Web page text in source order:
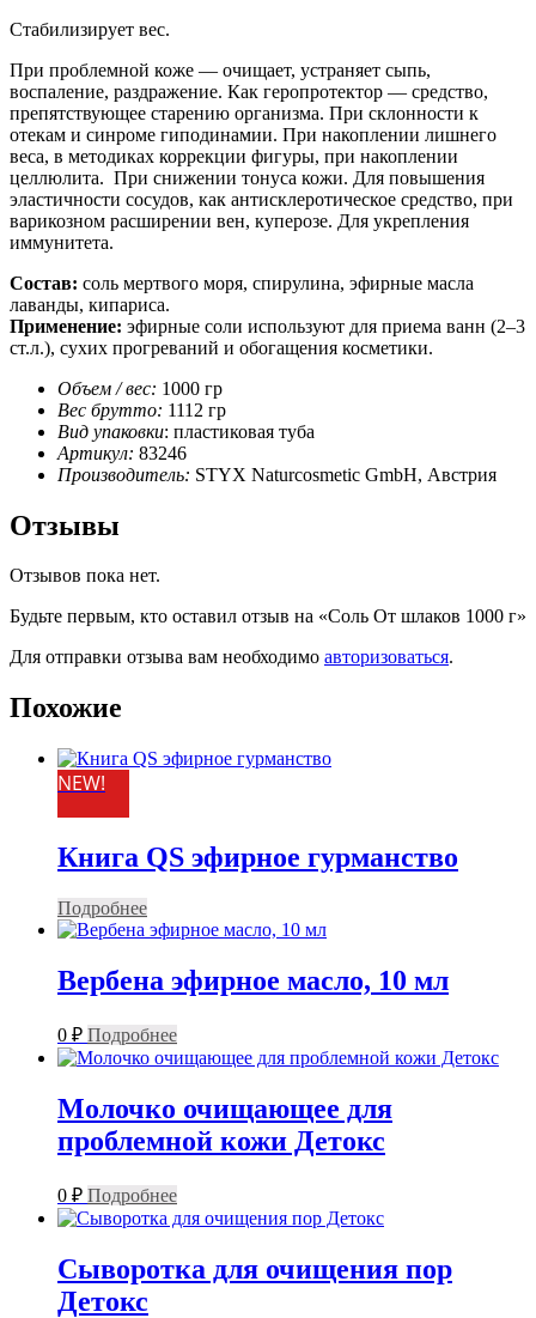
Стабилизирует вес.
При проблемной коже — очищает, устраняет сыпь,
воспаление, раздражение. Как геропротектор — средство,
препятствующее старению организма. При склонности к
отекам и синроме гиподинамии. При накоплении лишнего
веса, в методиках коррекции фигуры, при накоплении
целлюлита. При снижении тонуса кожи. Для повышения
эластичности сосудов, как антисклеротическое средство, при
варикозном расширении вен, куперозе. Для укрепления
иммунитета.
Состав: соль мертвого моря, спирулина, эфирные масла
лаванды, кипариса.
Применение: эфирные соли используют для приема ванн (2–3
ст.л.), сухих прогреваний и обогащения косметики.
Объем / вес: 1000 гр
Вес брутто: 1112 гр
Вид упаковки: пластиковая туба
Артикул: 83246
Производитель: STYX Naturcosmetic GmbH, Австрия
Отзывы
Отзывов пока нет.
Будьте первым, кто оставил отзыв на «Соль От шлаков 1000 г»
Для отправки отзыва вам необходимо авторизоваться.
Похожие
NEW!
Книга QS эфирное гурманство
Подробнее
Вербена эфирное масло, 10 мл
0 ₽ Подробнее
Молочко очищающее для
проблемной кожи Детокс
0 ₽ Подробнее
Сыворотка для очищения пор
Детокс